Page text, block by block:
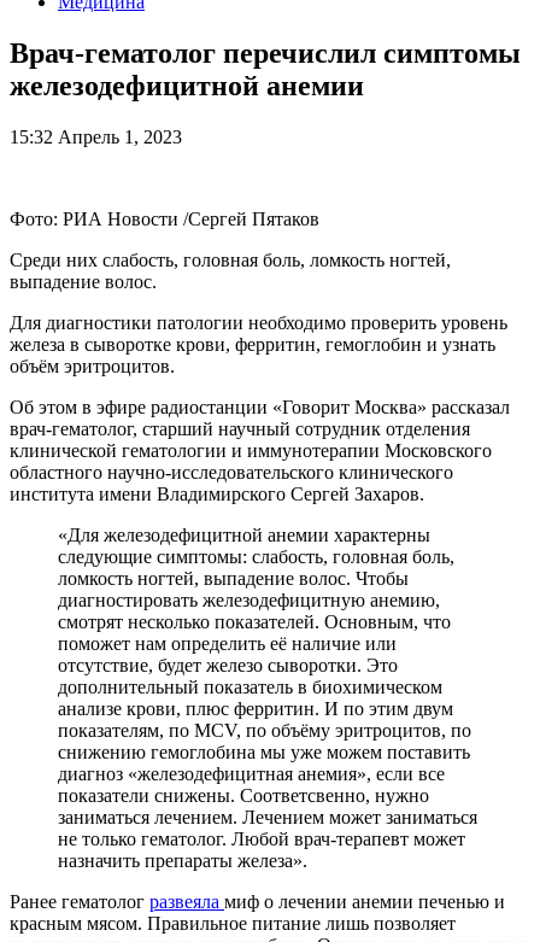
Врач-гематолог перечислил симптомы
железодефицитной анемии
15:32 Апрель 1, 2023
Фото: РИА Новости /Сергей Пятаков
Среди них слабость, головная боль, ломкость ногтей,
выпадение волос.
Для диагностики патологии необходимо проверить уровень
железа в сыворотке крови, ферритин, гемоглобин и узнать
объём эритроцитов.
Об этом в эфире радиостанции «Говорит Москва» рассказал
врач-гематолог, старший научный сотрудник отделения
клинической гематологии и иммунотерапии Московского
областного научно-исследовательского клинического
института имени Владимирского Сергей Захаров.
«Для железодефицитной анемии характерны
следующие симптомы: слабость, головная боль,
ломкость ногтей, выпадение волос. Чтобы
диагностировать железодефицитную анемию,
смотрят несколько показателей. Основным, что
поможет нам определить её наличие или
отсутствие, будет железо сыворотки. Это
дополнительный показатель в биохимическом
анализе крови, плюс ферритин. И по этим двум
показателям, по MCV, по объёму эритроцитов, по
снижению гемоглобина мы уже можем поставить
диагноз «железодефицитная анемия», если все
показатели снижены. Соответсвенно, нужно
заниматься лечением. Лечением может заниматься
не только гематолог. Любой врач-терапевт может
назначить препараты железа».
Ранее гематолог развеяла миф о лечении анемии печенью и
красным мясом. Правильное питание лишь позволяет